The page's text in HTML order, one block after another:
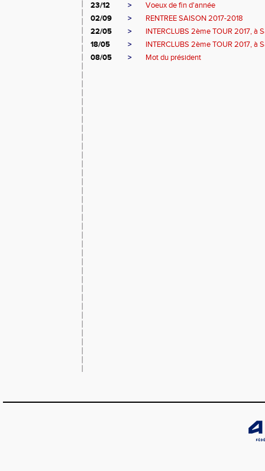
23/12
>
Voeux de fin d'année
02/09
>
RENTREE SAISON 2017-2018
22/05
>
INTERCLUBS 2ème TOUR 2017, à
18/05
>
INTERCLUBS 2ème TOUR 2017, à
08/05
> Mot du président